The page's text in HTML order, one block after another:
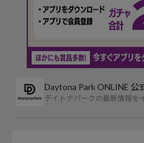
Daytona Park ONLINE 公
デイトナパークの最新情報を